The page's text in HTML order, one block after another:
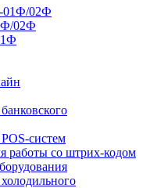
01Ф/02Ф
02Ф
систем
работы со штрих-кодом